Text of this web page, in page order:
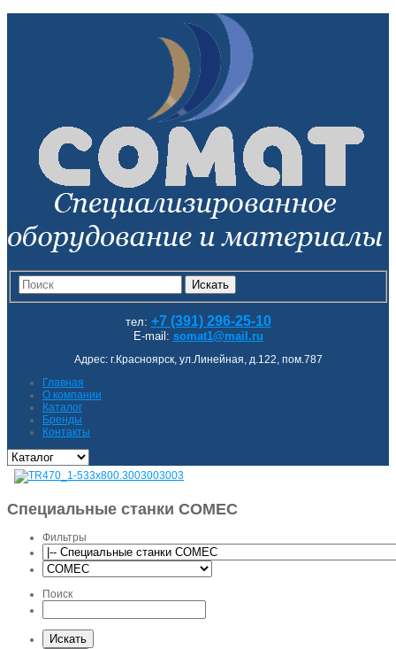
Искать
тел: +7 (391) 296-25-10
E-mail: somat1@mail.ru
Адрес: г.Красноярск, ул.Линейная, д.122, пом.787
Главная
О компании
Каталог
Бренды
Контакты
Специальные станки COMEC
Фильтры
Поиск